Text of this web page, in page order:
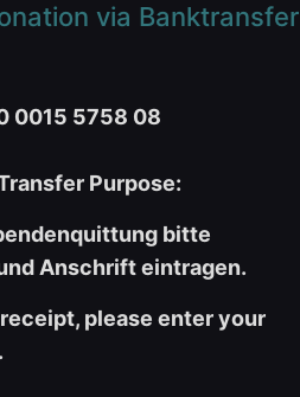
via Banktransfer
0015 5758 08
Purpose:
bitte
Anschrift eintragen.
please enter your